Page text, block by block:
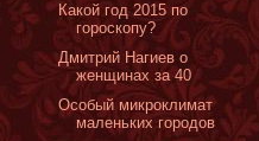
Какой год 2015 по
гороскопу?
Дмитрий Нагиев о
женщинах за 40
Особый микроклимат
маленьких городов